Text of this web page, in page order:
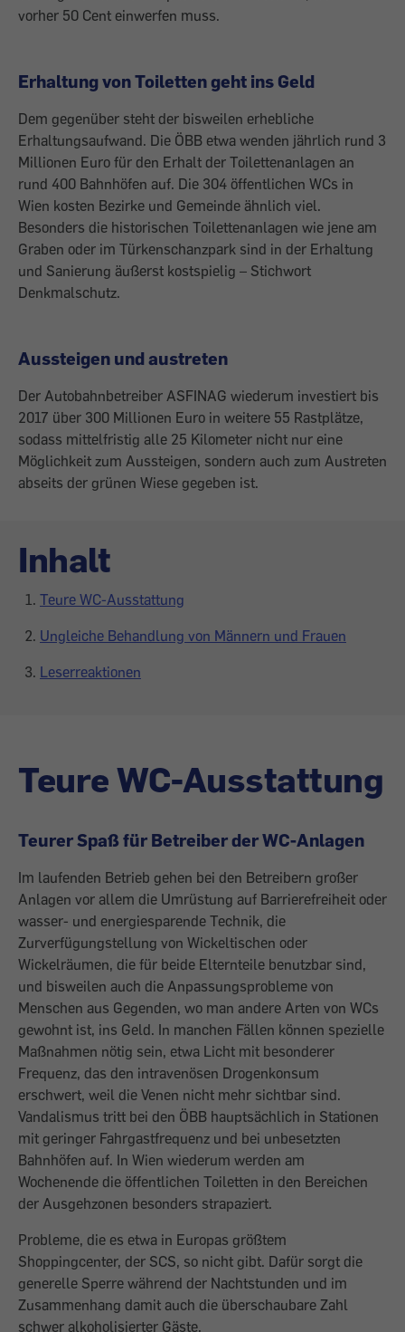
vorher 50 Cent einwerfen muss.
Erhaltung von Toiletten geht ins Geld
Dem gegenüber steht der bisweilen erhebliche
Erhaltungsaufwand. Die ÖBB etwa wenden jährlich rund 3
Millionen Euro für den Erhalt der Toilettenanlagen an
rund 400 Bahnhöfen auf. Die 304 öffentlichen WCs in
Wien kosten Bezirke und Gemeinde ähnlich viel.
Besonders die historischen Toilettenanlagen wie jene am
Graben oder im Türkenschanzpark sind in der Erhaltung
und Sanierung äußerst kostspielig – Stichwort
Denkmalschutz.
Aussteigen und austreten
Der Autobahnbetreiber ASFINAG wiederum investiert bis
2017 über 300 Millionen Euro in weitere 55 Rastplätze,
sodass mittelfristig alle 25 Kilometer nicht nur eine
Möglichkeit zum Aussteigen, sondern auch zum Austreten
abseits der grünen Wiese gegeben ist.
Inhalt
Teure WC-Ausstattung
Ungleiche Behandlung von Männern und Frauen
Leserreaktionen
Teure WC-Ausstattung
Teurer Spaß für Betreiber der WC-Anlagen
Im laufenden Betrieb gehen bei den Betreibern großer
Anlagen vor allem die Umrüstung auf Barrierefreiheit oder
wasser- und energiesparende Technik, die
Zurverfügungstellung von Wickeltischen oder
Wickelräumen, die für beide Elternteile benutzbar sind,
und bisweilen auch die Anpassungsprobleme von
Menschen aus Gegenden, wo man andere Arten von WCs
gewohnt ist, ins Geld. In manchen Fällen können spezielle
Maßnahmen nötig sein, etwa Licht mit besonderer
Frequenz, das den intravenösen Drogenkonsum
erschwert, weil die Venen nicht mehr sichtbar sind.
Vandalismus tritt bei den ÖBB hauptsächlich in Stationen
mit geringer Fahrgastfrequenz und bei unbesetzten
Bahnhöfen auf. In Wien wiederum werden am
Wochenende die öffentlichen Toiletten in den Bereichen
der Ausgehzonen besonders strapaziert.
Probleme, die es etwa in Europas größtem
Shoppingcenter, der SCS, so nicht gibt. Dafür sorgt die
generelle Sperre während der Nachtstunden und im
Zusammenhang damit auch die überschaubare Zahl
schwer alkoholisierter Gäste.